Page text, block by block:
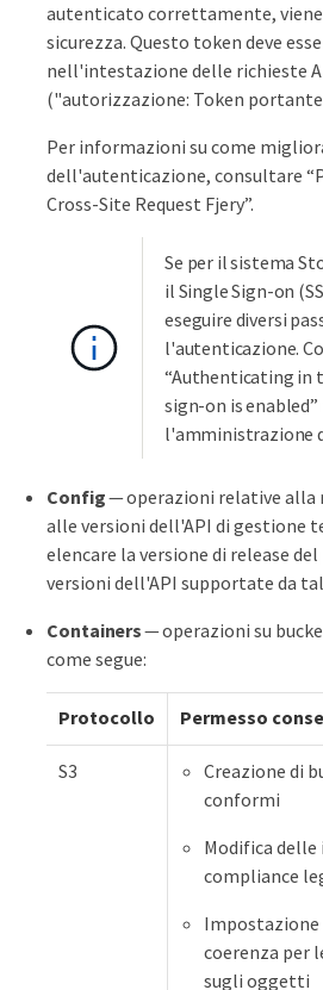
autenticato correttamente,
sicurezza. Questo token deve
nell'intestazione delle richieste
("autorizzazione: Token
Per informazioni su come
dell'autenticazione, consultare
Cross-Site Request Fjery”.
Se per il sistema
il Single Sign-on
eseguire diversi
l'autenticazione.
“Authenticating in
sign-on is
l'amministrazione
Config— operazioni relative alla
alle versioni dell'API di gestione
elencare la versione di release
versioni dell'API supportate da
Containers— operazioni su
come segue:
Protocollo Permesso
S3
Creazione di
conformi
Modifica
compliance
coerenza per
sugli oggetti